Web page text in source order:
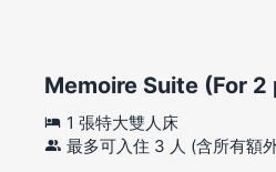
Memoire Suite (For 2
1 張特大雙人床
最多可入住 3 人 (含所有額